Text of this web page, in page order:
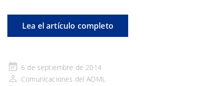
Lea el artículo completo
Publicado
en
6 de septiembre de 2014
Comunicaciones del AOML